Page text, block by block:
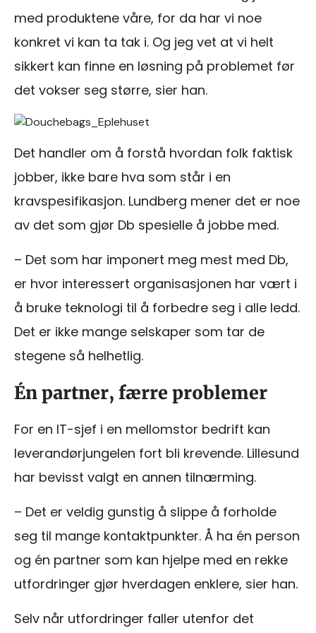
med produktene våre, for da har vi noe
konkret vi kan ta tak i. Og jeg vet at vi helt
sikkert kan finne en løsning på problemet før
det vokser seg større, sier han.
Det handler om å forstå hvordan folk faktisk
jobber, ikke bare hva som står i en
kravspesifikasjon. Lundberg mener det er noe
av det som gjør Db spesielle å jobbe med.
– Det som har imponert meg mest med Db,
er hvor interessert organisasjonen har vært i
å bruke teknologi til å forbedre seg i alle ledd.
Det er ikke mange selskaper som tar de
stegene så helhetlig.
Én partner, færre problemer
For en IT-sjef i en mellomstor bedrift kan
leverandørjungelen fort bli krevende. Lillesund
har bevisst valgt en annen tilnærming.
– Det er veldig gunstig å slippe å forholde
seg til mange kontaktpunkter. Å ha én person
og én partner som kan hjelpe med en rekke
utfordringer gjør hverdagen enklere, sier han.
Selv når utfordringer faller utenfor det